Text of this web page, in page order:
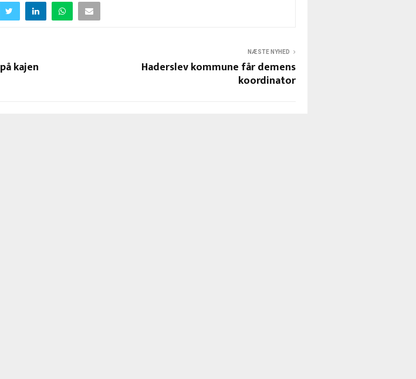
kajen
NÆSTE NYHED
Haderslev kommune får demens
koordinator